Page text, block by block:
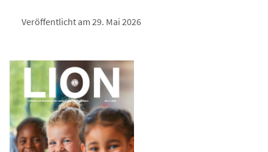
Veröffentlicht am 29. Mai 2026